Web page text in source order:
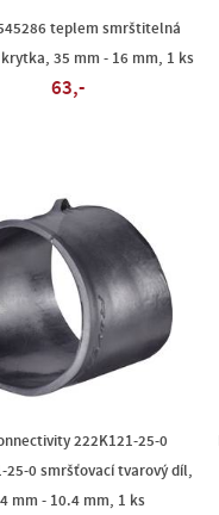
teplem smrštitelná
krytka, 35 mm - 16 mm, 1 ks
63,-
222K121-25-0
25-0 smršťovací tvarový díl,
mm - 10.4 mm, 1 ks